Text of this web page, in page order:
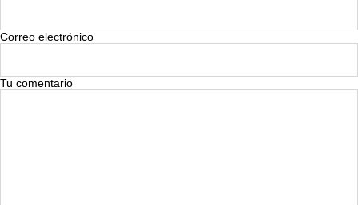
Correo electrónico
Tu comentario